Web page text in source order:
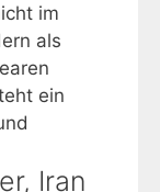
im
als
ein
Iran